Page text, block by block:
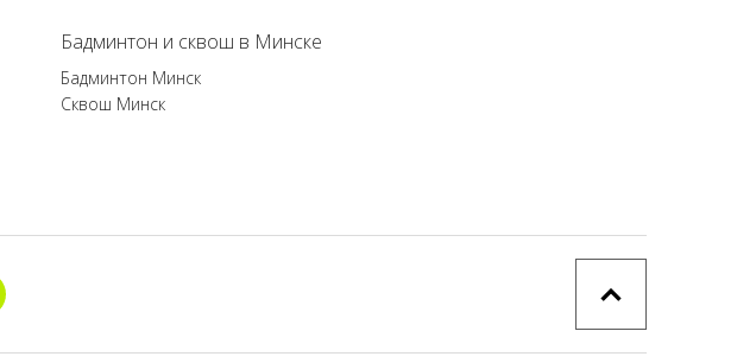
Бадминтон и сквош в Минске
Бадминтон Минск
Сквош Минск